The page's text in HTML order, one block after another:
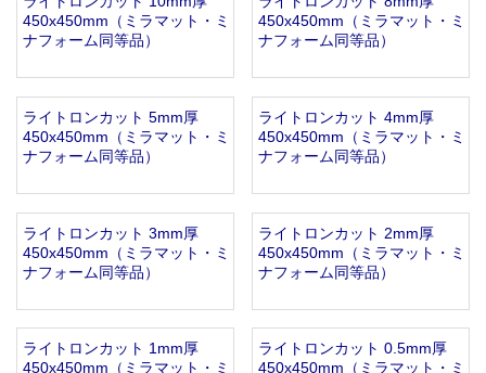
全国へ確実・迅速に納品...
お知らせ
2024.2.27
450x450mm（ミラマット・ミ
ナフォーム同等品）
450x450mm（ミラマット・ミ
ナフォーム同等品）
ライトロンカット 5mm厚
450x450mm（ミラマット・ミ
ナフォーム同等品）
ライトロンカット 4mm厚
450x450mm（ミラマット・ミ
ナフォーム同等品）
ライトロンカット 3mm厚
450x450mm（ミラマット・ミ
ナフォーム同等品）
ライトロンカット 2mm厚
450x450mm（ミラマット・ミ
ナフォーム同等品）
ライトロンカット 1mm厚
450x450mm（ミラマット・ミ
ライトロンカット 0.5mm厚
450x450mm（ミラマット・ミ